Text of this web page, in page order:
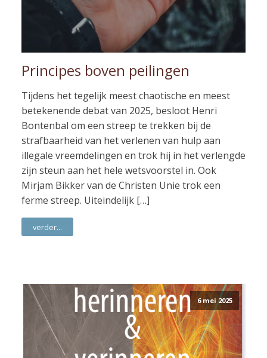
Principes boven peilingen
Tijdens het tegelijk meest chaotische en meest
betekenende debat van 2025, besloot Henri
Bontenbal om een streep te trekken bij de
strafbaarheid van het verlenen van hulp aan
illegale vreemdelingen en trok hij in het verlengde
zijn steun aan het hele wetsvoorstel in. Ook
Mirjam Bikker van de Christen Unie trok een
ferme streep. Uiteindelijk […]
verder...
6 mei 2025